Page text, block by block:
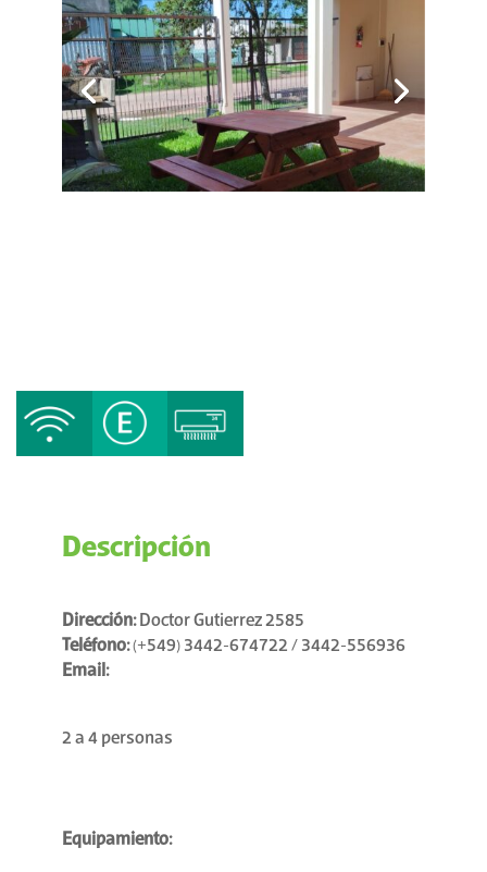
Descripción
Dirección:Doctor Gutierrez 2585
Teléfono:(+549) 3442-674722 / 3442-556936
Email:
2 a 4 personas
Equipamiento: